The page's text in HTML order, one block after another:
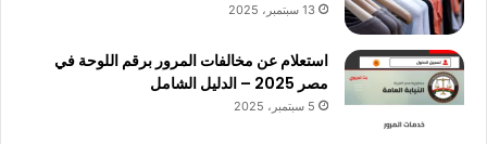
13 سبتمبر، 2025
استعلام عن مخالفات المرور برقم اللوحة في
مصر 2025 – الدليل الشامل
5 سبتمبر، 2025